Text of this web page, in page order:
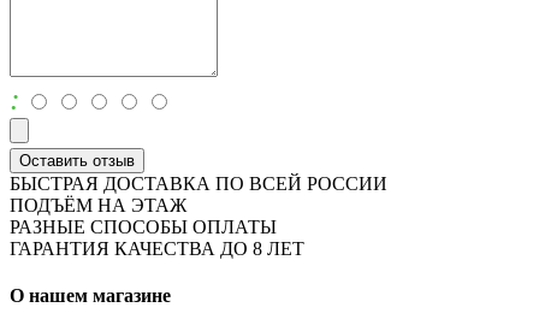
:
Оставить отзыв
БЫСТРАЯ ДОСТАВКА ПО ВСЕЙ РОССИИ
ПОДЪЁМ НА ЭТАЖ
РАЗНЫЕ СПОСОБЫ ОПЛАТЫ
ГАРАНТИЯ КАЧЕСТВА ДО 8 ЛЕТ
О нашем магазине